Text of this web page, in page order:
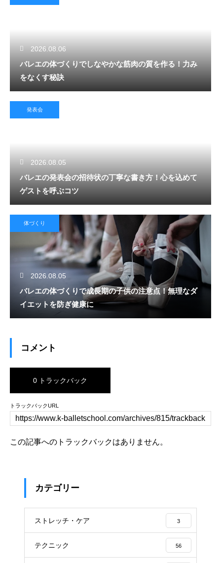
2026.08.06
バレエの体づくりでしなやかな筋肉の質を作る！力み
をなくす秘訣
発表会
2026.08.05
バレエの発表会の招待状の丁寧な書き方！心を込めて
ゲストを呼ぶコツ
体づくり
2026.08.05
バレエの体づくりで成長期の子供の注意点！無理なダ
イエットを防ぎ健康に
コメント
0 トラックバック
トラックバックURL
この記事へのトラックバックはありません。
カテゴリー
ストレッチ・ケア 3
テクニック 56